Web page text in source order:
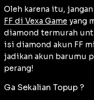
Oleh karena itu,
FF di Vexa Game yang
diamond termurah
isi diamond akun FF
jadikan akun barumu
perang!
Ga Sekalian Topup ?